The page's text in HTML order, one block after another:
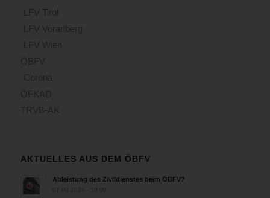
AKTUELLES AUS DEM ÖBFV
Ableistung des Zivildienstes beim ÖBFV?